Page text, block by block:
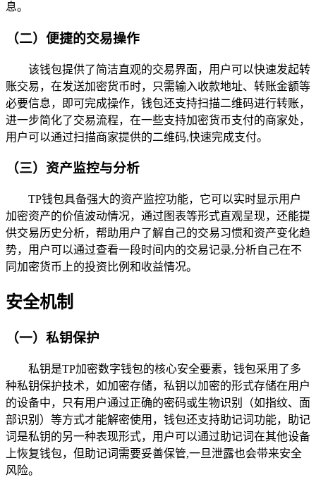
息。
（二）便捷的交易操作
该钱包提供了简洁直观的交易界面，用户可以快速发起转
账交易，在发送加密货币时，只需输入收款地址、转账金额等
必要信息，即可完成操作，钱包还支持扫描二维码进行转账，
进一步简化了交易流程，在一些支持加密货币支付的商家处，
用户可以通过扫描商家提供的二维码,快速完成支付。
（三）资产监控与分析
TP钱包具备强大的资产监控功能，它可以实时显示用户
加密资产的价值波动情况，通过图表等形式直观呈现，还能提
供交易历史分析，帮助用户了解自己的交易习惯和资产变化趋
势，用户可以通过查看一段时间内的交易记录,分析自己在不
同加密货币上的投资比例和收益情况。
安全机制
（一）私钥保护
私钥是TP加密数字钱包的核心安全要素，钱包采用了多
种私钥保护技术，如加密存储，私钥以加密的形式存储在用户
的设备中，只有用户通过正确的密码或生物识别（如指纹、面
部识别）等方式才能解密使用，钱包还支持助记词功能，助记
词是私钥的另一种表现形式，用户可以通过助记词在其他设备
上恢复钱包，但助记词需要妥善保管,一旦泄露也会带来安全
风险。